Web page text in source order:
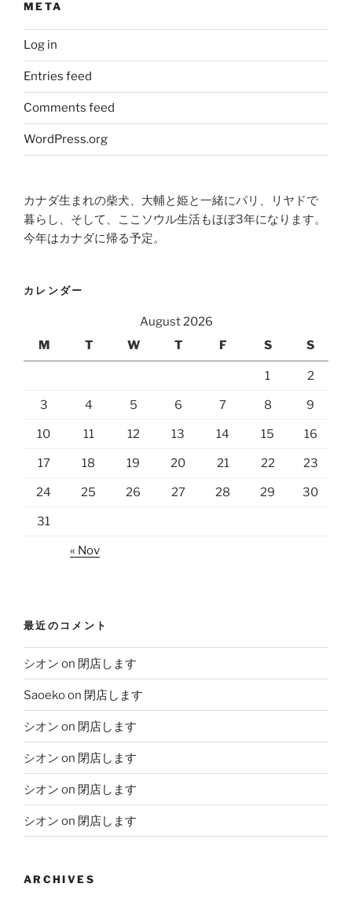
META
Log in
Entries feed
Comments feed
WordPress.org
カナダ生まれの柴犬、大輔と姫と一緒にパリ、リヤドで
暮らし、そして、ここソウル生活もほぼ3年になります。
今年はカナダに帰る予定。
カレンダー
August 2026
M
T W T F S S
1 2
3 4 5 6 7 8 9
10 11 12 13 14 15 16
17 18 19 20 21 22 23
24 25 26 27 28 29 30
31
« Nov
最近のコメント
シオン on 閉店します
Saoekoon 閉店します
シオン on 閉店します
シオン on 閉店します
シオン on 閉店します
シオン on 閉店します
ARCHIVES